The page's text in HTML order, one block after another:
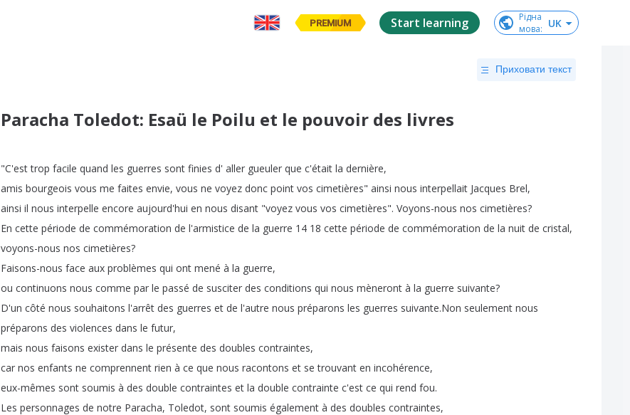
PREMIUM Start learning
Рідна
мова: UK
Приховати текст
Paracha Toledot: Esaü le Poilu et le pouvoir des livres
"C'est trop facile quand les guerres sont finies d' aller gueuler que c'était la dernière,
amis bourgeois vous me faites envie, vous ne voyez donc point vos cimetières" ainsi nous interpellait Jacques Brel,
ainsi il nous interpelle encore aujourd'hui en nous disant "voyez vous vos cimetières". Voyons-nous nos cimetières?
En cette période de commémoration de l'armistice de la guerre 14 18 cette période de commémoration de la nuit de cristal,
voyons-nous nos cimetières?
Faisons-nous face aux problèmes qui ont mené à la guerre,
ou continuons nous comme par le passé de susciter des conditions qui nous mèneront à la guerre suivante?
D'un côté nous souhaitons l'arrêt des guerres et de l'autre nous préparons les guerres suivante.Non seulement nous
préparons des violences dans le futur,
mais nous faisons exister dans le présente des doubles contraintes,
car nos enfants ne comprennent rien à ce que nous racontons et se trouvant en incohérence,
eux-mêmes sont soumis à des double contraintes et la double contrainte c'est ce qui rend fou.
Les personnages de notre Paracha, Toledot, sont soumis également à des doubles contraintes,